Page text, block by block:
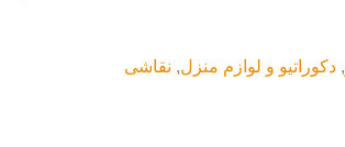
,دکوراتیو و لوازم منزل, نقاشی